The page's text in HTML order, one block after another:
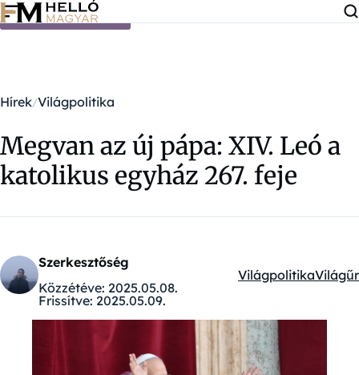
Ugrás a tartalomra
Hírek Világpolitika
Megvan az új pápa: XIV. Leó a
katolikus egyház 267. feje
Szerkesztőség
Közzétéve: 2025.05.08.
Frissítve: 2025.05.09.
Kategóriák:
VilágpolitikaVilágűr